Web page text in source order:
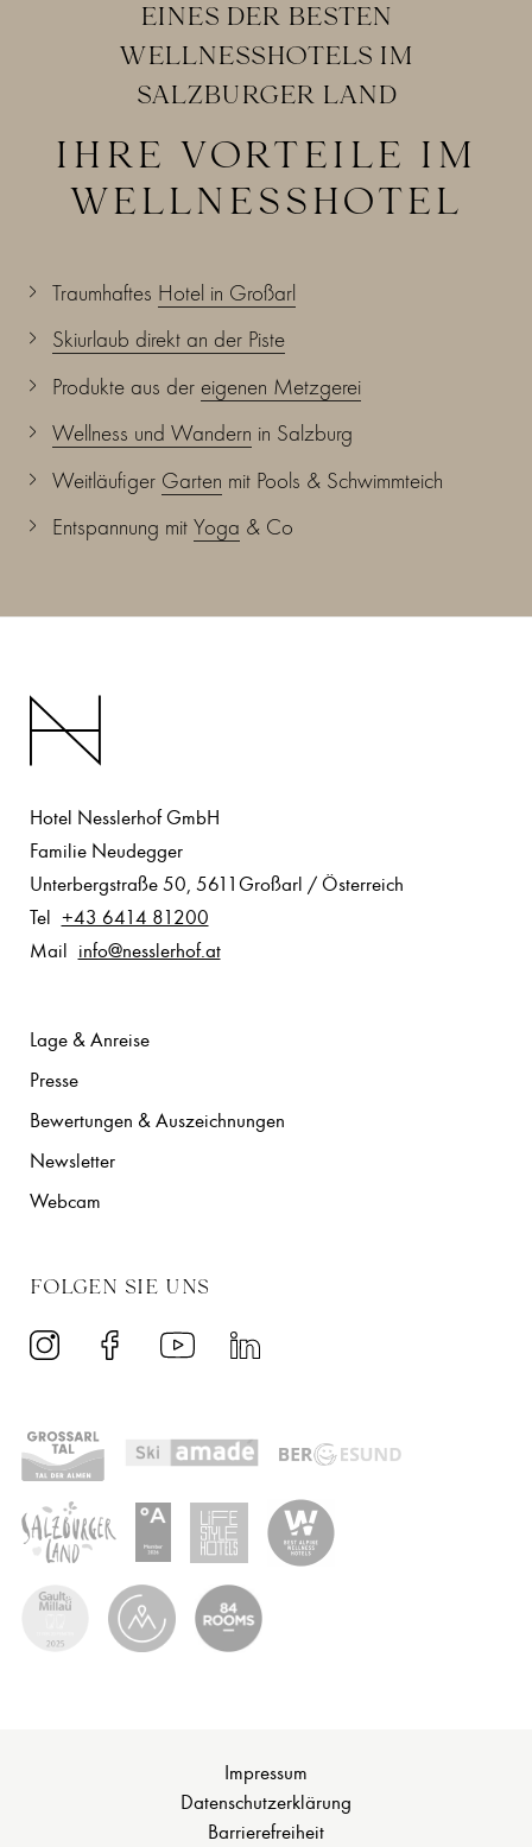
IHRE VORTEILE IM
WELLNESSHOTEL
EINES DER BESTEN
WELLNESSHOTELS IM
SALZBURGER LAND
Traumhaftes Hotel in Großarl
Skiurlaub direkt an der Piste
Produkte aus der eigenen Metzgerei
Wellness und Wandern in Salzburg
Weitläufiger Garten mit Pools & Schwimmteich
Entspannung mit Yoga & Co
Hotel Nesslerhof GmbH
Familie Neudegger
Unterbergstraße 50, 5611 Großarl / Österreich
Tel +43 6414 81200
Mail info@nesslerhof.at
Lage & Anreise
Presse
Bewertungen & Auszeichnungen
Newsletter
Webcam
FOLGEN SIE UNS
Impressum
Datenschutzerklärung
Barrierefreiheit